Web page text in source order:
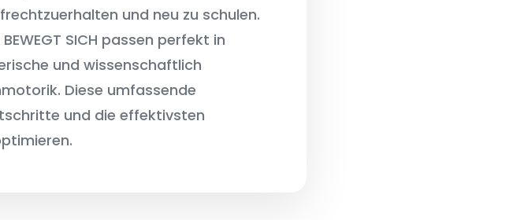
und neu zu schulen.
SICH passen perfekt in
und wissenschaftlich
Diese umfassende
und die effektivsten